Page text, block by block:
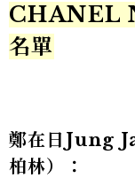
CHANEL
名單
鄭在日Jung
柏林）：